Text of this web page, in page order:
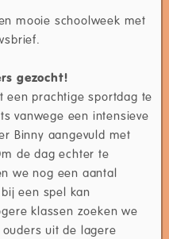
mooie schoolweek met
gezocht!
een prachtige sportdag te
vanwege een intensieve
Binny aangevuld met
de dag echter te
we nog een aantal
een spel kan
klassen zoeken we
uit de lagere